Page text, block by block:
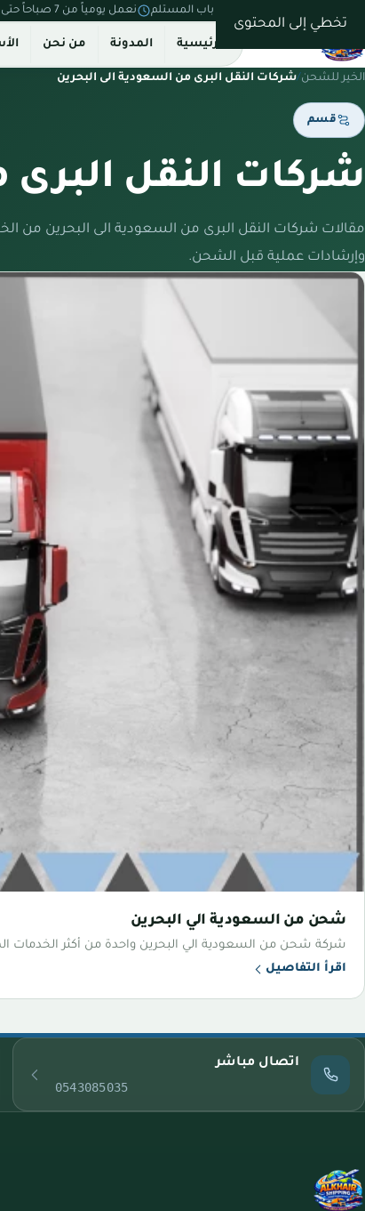
تخطي إلى المحتوى
نستلم من بيتك ونسلّم على باب المستلم نعمل يومياً من 7 صباحاً حتى 11 مساءً
الرئيسية المدونة من نحن
الخير للشحن/شركات النقل البرى من السعودية الى البحرين
قسم
شركات النقل البرى
مقالات شركات النقل البرى من السعودية الى البحرين من
وإرشادات عملية قبل الشحن.
شحن من السعودية الي البحرين
شركة شحن من السعودية الي البحرين واحدة من أكثر الخدمات
اقرأ التفاصيل
اتصال مباشر
0543085035